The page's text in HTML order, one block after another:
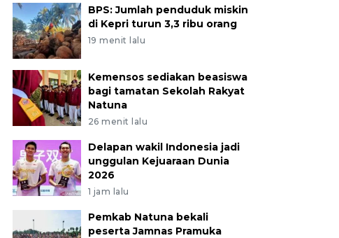
BPS: Jumlah penduduk miskin
di Kepri turun 3,3 ribu orang
19 menit lalu
Kemensos sediakan beasiswa
bagi tamatan Sekolah Rakyat
Natuna
26 menit lalu
Delapan wakil Indonesia jadi
unggulan Kejuaraan Dunia
2026
1 jam lalu
Pemkab Natuna bekali
peserta Jamnas Pramuka